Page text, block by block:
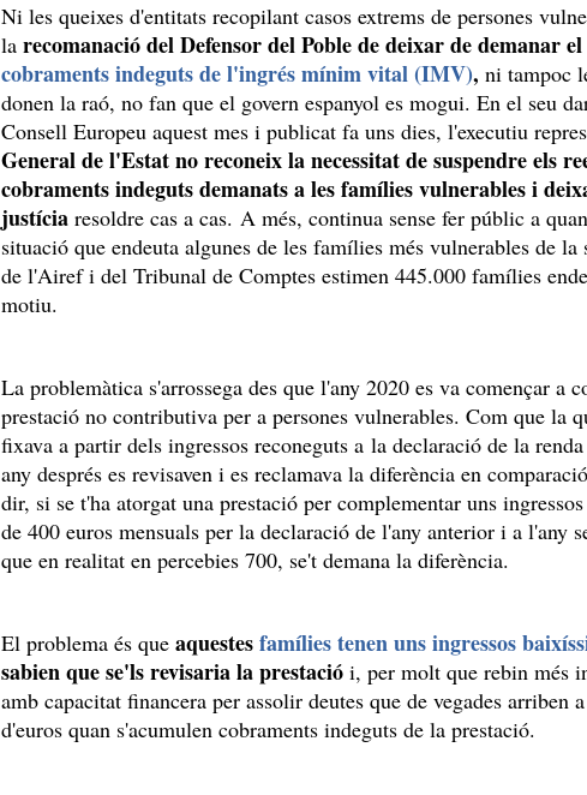
Ni les queixes d'entitats recopilant casos extrems de persones
la recomanació del Defensor del Poble de deixar de demanar
cobraments indeguts de l'ingrés mínim vital (IMV), ni tampoc
donen la raó, no fan que el govern espanyol es mogui. En el seu
Consell Europeu aquest mes i publicat fa uns dies, l'executiu
General de l'Estat no reconeix la necessitat de suspendre els
cobraments indeguts demanats a les famílies vulnerables i
justícia resoldre cas a cas. A més, continua sense fer públic a
situació que endeuta algunes de les famílies més vulnerables de
de l'Airef i del Tribunal de Comptes estimen 445.000 famílies
motiu.
La problemàtica s'arrossega des que l'any 2020 es va començar a
prestació no contributiva per a persones vulnerables. Com que la
fixava a partir dels ingressos reconeguts a la declaració de la
any després es revisaven i es reclamava la diferència en
dir, si se t'ha atorgat una prestació per complementar uns
de 400 euros mensuals per la declaració de l'any anterior i a l'any
que en realitat en percebies 700, se't demana la diferència.
El problema és que aquestesfamílies tenen uns ingressos
sabien que se'ls revisaria la prestació i, per molt que rebin més
amb capacitat financera per assolir deutes que de vegades arriben
d'euros quan s'acumulen cobraments indeguts de la prestació.